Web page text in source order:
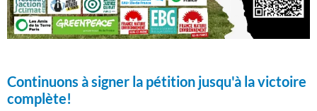
Continuons à signer la pétition jusqu'à la victoire
complète!